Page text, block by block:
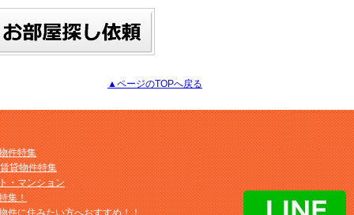
▲ページのTOPへ戻る
件特集
貸物件特集
・マンション
集！
件に住みたい方へおすすめ！！